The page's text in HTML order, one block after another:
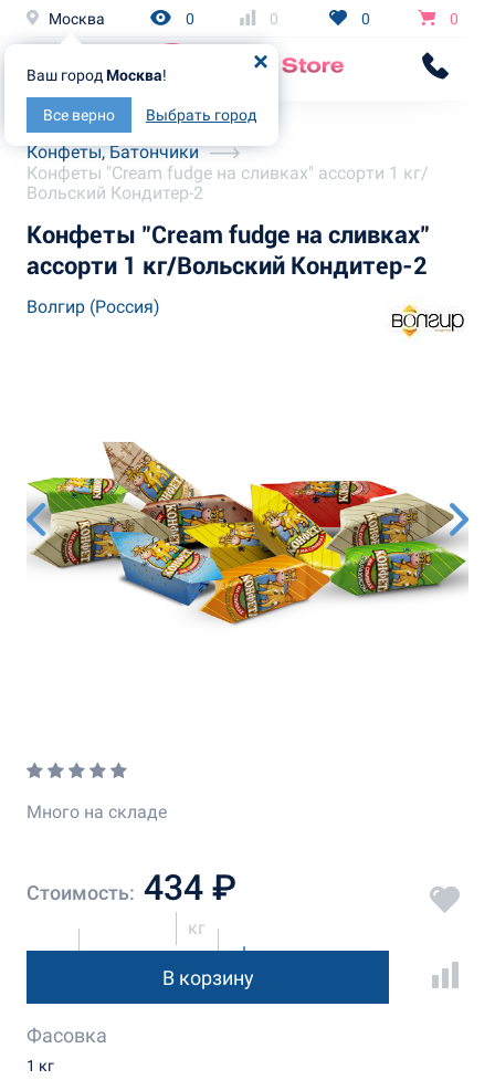
Москва
Ваш город Москва!
Все верно Выбрать город
0 0 0 0
Главная
Каталог
Конфеты, Батончики
Конфеты "Cream fudge на сливках" ассорти 1 кг/
Вольский Кондитер-2
Конфеты "Cream fudge на сливках"
ассорти 1 кг/Вольский Кондитер-2
Волгир (Россия)
Много на складе
Стоимость: 434 ₽
кг
В корзину
Фасовка
1 кг